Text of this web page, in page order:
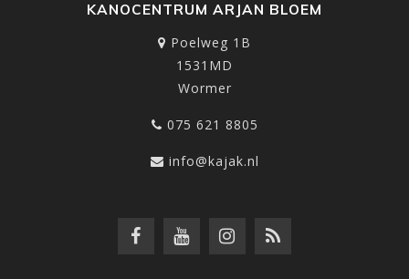
KANOCENTRUM ARJAN BLOEM
Poelweg 1B
1531MD
Wormer
075 621 8805
info@kajak.nl